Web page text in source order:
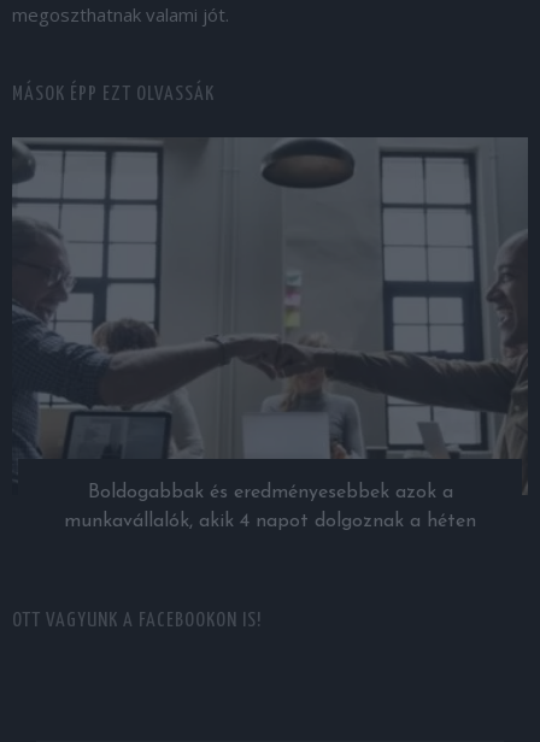
megoszthatnak valami jót.
MÁSOK ÉPP EZT OLVASSÁK
Boldogabbak és eredményesebbek azok a
munkavállalók, akik 4 napot dolgoznak a héten
OTT VAGYUNK A FACEBOOKON IS!